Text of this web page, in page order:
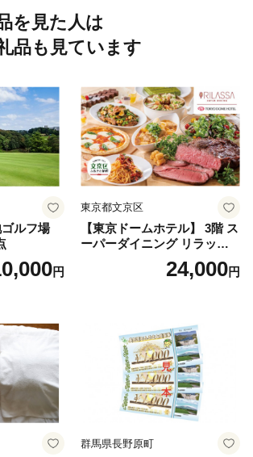
を見た人は
品も見ています
ゴルフ場
円
東京都文京区
【東京ドームホテル】 3階 ス
ーパーダイニング リラッサ
ランチブッフェ お食事券 大
人1名様分 関東 東京 ご利用
24,000円
群馬県長野原町